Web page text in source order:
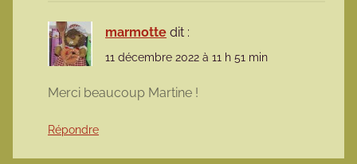
marmotte dit :
11 décembre 2022 à 11 h 51 min
Merci beaucoup Martine !
Répondre